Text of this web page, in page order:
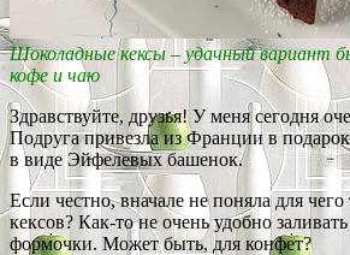
Шоколадные кексы – удачный вариант
кофе и чаю
Здравствуйте, друзья! У меня сегодня
Подруга привезла из Франции в
в виде Эйфелевых башенок.
Если честно, вначале не поняла для
кексов? Как-то не очень удобно
формочки. Может быть, для конфет?